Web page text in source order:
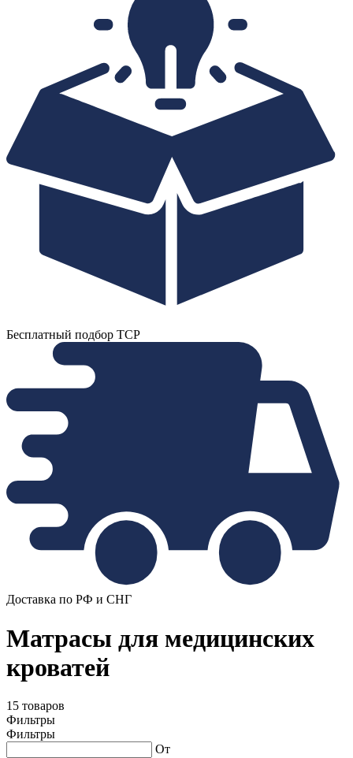
Бесплатный подбор ТСР
Доставка по РФ и СНГ
Матрасы для медицинских
кроватей
15 товаров
Фильтры
Фильтры
От